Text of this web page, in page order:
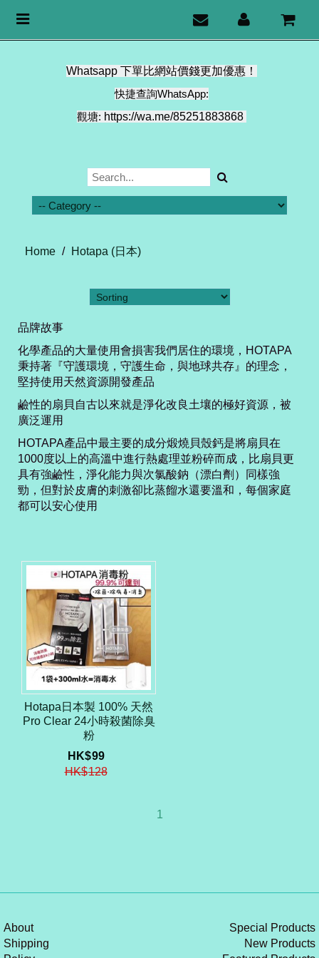
Whatsapp 下單比網站價錢更加優惠！
快捷查詢WhatsApp:
觀塘: https://wa.me/85251883868
Toggle
Home / Hotapa (日本)
品牌故事
化學產品的大量使用會損害我們居住的環境，HOTAPA
秉持著『守護環境，守護生命，與地球共存』的理念，
堅持使用天然資源開發產品
鹼性的扇貝自古以來就是淨化改良土壤的極好資源，被
廣泛運用
HOTAPA產品中最主要的成分煅燒貝殼鈣是將扇貝在
1000度以上的高溫中進行熱處理並粉碎而成，比扇貝更
具有強鹼性，淨化能力與次氯酸鈉（漂白劑）同樣強
勁，但對於皮膚的刺激卻比蒸餾水還要溫和，每個家庭
都可以安心使用
Hotapa日本製 100% 天然
Pro Clear 24小時殺菌除臭
粉
HK$99
HK$128
1
About
Shipping
Special Products
New Products